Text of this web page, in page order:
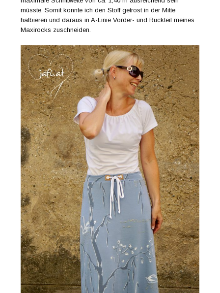
müsste. Somit konnte ich den Stoff getrost in der Mitte
halbieren und daraus in A-Linie Vorder- und Rückteil meines
Maxirocks zuschneiden.